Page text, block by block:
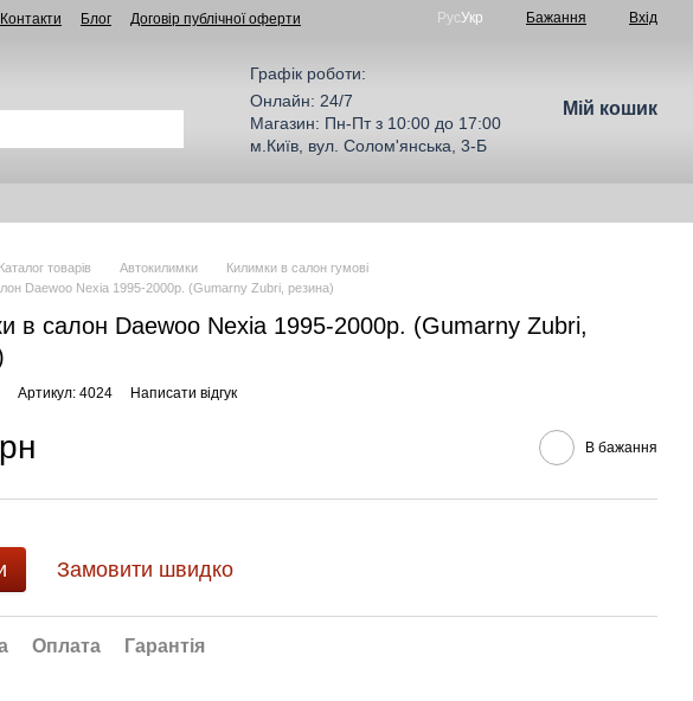
Контакти Блог Договір публічної оферти РусУкр Бажання Вхід
Графік роботи:
Онлайн: 24/7
Магазин: Пн-Пт з 10:00 до 17:00
м.Київ, вул. Солом'янська, 3-Б
Мій кошик
Каталог товарів Автокилимки
Килимки в салон гумові
Daewoo Nexia 1995-2000р. (Gumarny Zubri, резина)
в салон Daewoo Nexia 1995-2000р. (Gumarny Zubri,
Артикул: 4024 Написати відгук
В бажання
Замовити швидко
Оплата Гарантія